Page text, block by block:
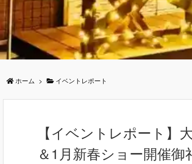
ホーム > イベントレポート
【イベントレポート】
＆1月新春ショー開催御